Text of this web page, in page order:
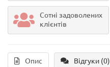
Сотні задоволених
клієнтів
Опис Відгуки (0)